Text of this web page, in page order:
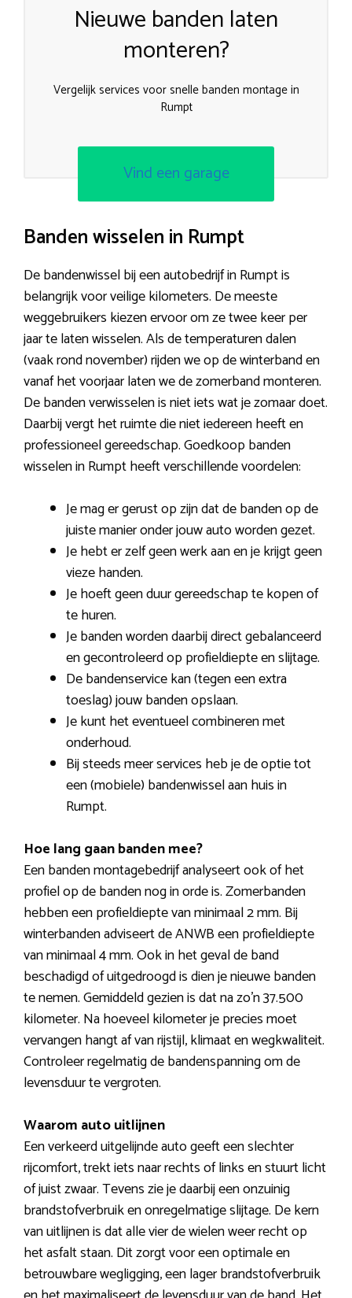
Nieuwe banden laten
monteren?
Vergelijk services voor snelle banden montage in
Rumpt
Vind een garage
Banden wisselen in Rumpt
De bandenwissel bij een autobedrijf in Rumpt is
belangrijk voor veilige kilometers. De meeste
weggebruikers kiezen ervoor om ze twee keer per
jaar te laten wisselen. Als de temperaturen dalen
(vaak rond november) rijden we op de winterband en
vanaf het voorjaar laten we de zomerband monteren.
De banden verwisselen is niet iets wat je zomaar doet.
Daarbij vergt het ruimte die niet iedereen heeft en
professioneel gereedschap. Goedkoop banden
wisselen in Rumpt heeft verschillende voordelen:
Je mag er gerust op zijn dat de banden op de
juiste manier onder jouw auto worden gezet.
Je hebt er zelf geen werk aan en je krijgt geen
vieze handen.
Je hoeft geen duur gereedschap te kopen of
te huren.
Je banden worden daarbij direct gebalanceerd
en gecontroleerd op profieldiepte en slijtage.
De bandenservice kan (tegen een extra
toeslag) jouw banden opslaan.
Je kunt het eventueel combineren met
onderhoud.
Bij steeds meer services heb je de optie tot
een (mobiele) bandenwissel aan huis in
Rumpt.
Hoe lang gaan banden mee?
Een banden montagebedrijf analyseert ook of het
profiel op de banden nog in orde is. Zomerbanden
hebben een profieldiepte van minimaal 2 mm. Bij
winterbanden adviseert de ANWB een profieldiepte
van minimaal 4 mm. Ook in het geval de band
beschadigd of uitgedroogd is dien je nieuwe banden
te nemen. Gemiddeld gezien is dat na zo’n 37.500
kilometer. Na hoeveel kilometer je precies moet
vervangen hangt af van rijstijl, klimaat en wegkwaliteit.
Controleer regelmatig de bandenspanning om de
levensduur te vergroten.
Waarom auto uitlijnen
Een verkeerd uitgelijnde auto geeft een slechter
rijcomfort, trekt iets naar rechts of links en stuurt licht
of juist zwaar. Tevens zie je daarbij een onzuinig
brandstofverbruik en onregelmatige slijtage. De kern
van uitlijnen is dat alle vier de wielen weer recht op
het asfalt staan. Dit zorgt voor een optimale en
betrouwbare wegligging, een lager brandstofverbruik